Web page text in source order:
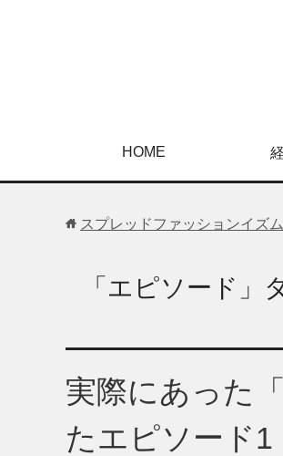
HOME
スプレッドファッションイズム
「エピソード」
実際にあった
たエピソード1